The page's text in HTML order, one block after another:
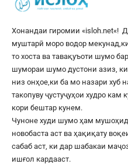
Хонандаи гиромии «isloh.net«!
муштарӣ моро водор
то хоста ва тавақуъоти шумо
шумораи шумо дустони азиз,
низ онҳое,ки ба мо назари хуб
такопуву ҷустуҷуҳои худро
кори бештар кунем.
Чуноне худи шумо ҳам
новобаста аст ва ҳақиқату
сабаб аст, ки дар шабакаи
ишғол кардааст.